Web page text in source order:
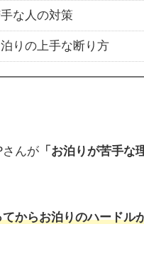
な人の対策
りの上手な断り方
さんが 「お泊りが苦手な
からお泊りのハードル